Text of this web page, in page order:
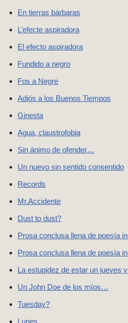
En tierras bárbaras
L’efecte aspiradora
El efecto aspiradora
Fundido a negro
Fos a Negre
Adiós a los Buenos Tiempos
Ginesta
Agua, claustrofobia
Sin ánimo de ofender…
Un nuevo sin sentido consentido
Records
Mr.Accidente
Dust to dust?
Prosa conclusa llena de poesí­a
Prosa conclusa llena de poesía
La estupidez de estar un jueves
Un John Doe de los míos…
Tuesday?
Lunes